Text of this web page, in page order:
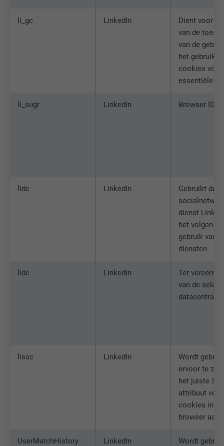
li_gc LinkedIn
Dient voor
van de
van de
het gebruik
cookies voor
essentiële
li_sugr LinkedIn Browser ID-
lidc LinkedIn
Gebruikt
dienst
het volgen
gebruik van
diensten
lidc LinkedIn
Ter
van de
datacentra
lissc LinkedIn
Wordt
ervoor te
het juiste
attribuut
cookies in
browser
UserMatchHistory LinkedIn
Wordt